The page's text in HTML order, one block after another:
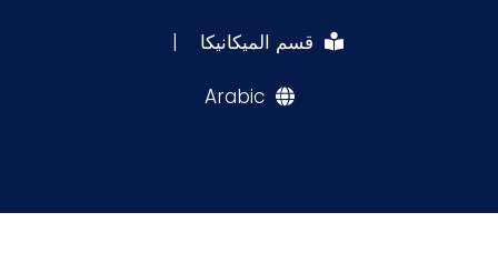
قسم الميكانيكا |
Arabic